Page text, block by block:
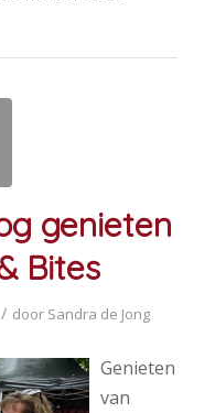
genieten
Bites
/ door Sandra de Jong
Genieten
van